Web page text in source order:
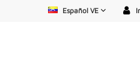
Español VE